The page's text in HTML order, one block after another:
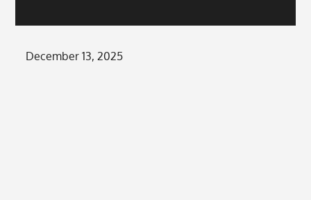
Posted
December 13, 2025